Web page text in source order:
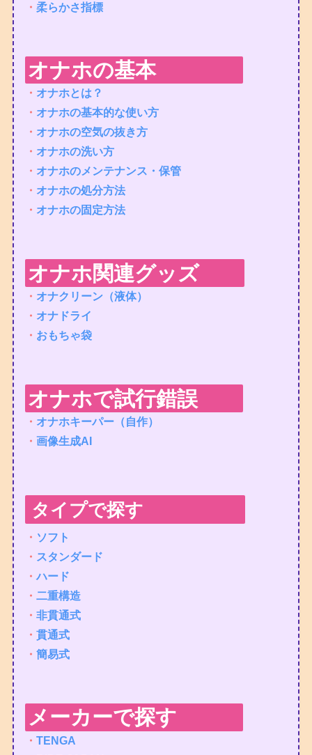
・ 柔らかさ指標
オナホの基本
・ オナホとは？
・ オナホの基本的な使い方
・ オナホの空気の抜き方
・ オナホの洗い方
・ オナホのメンテナンス・保管
・ オナホの処分方法
・ オナホの固定方法
オナホ関連グッズ
・ オナクリーン（液体）
・ オナドライ
・ おもちゃ袋
オナホで試行錯誤
・ オナホキーパー（自作）
・ 画像生成AI
タイプで探す
・ ソフト
・ スタンダード
・ハード
・ 二重構造
・ 非貫通式
・ 貫通式
・ 簡易式
メーカーで探す
・ TENGA